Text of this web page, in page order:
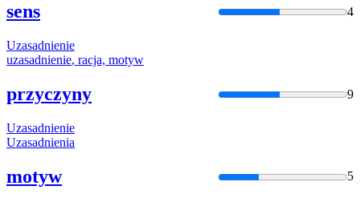
sens 4
Uzasadnienie
uzasadnienie, racja, motyw
przyczyny 9
Uzasadnienie
Uzasadnienia
motyw 5